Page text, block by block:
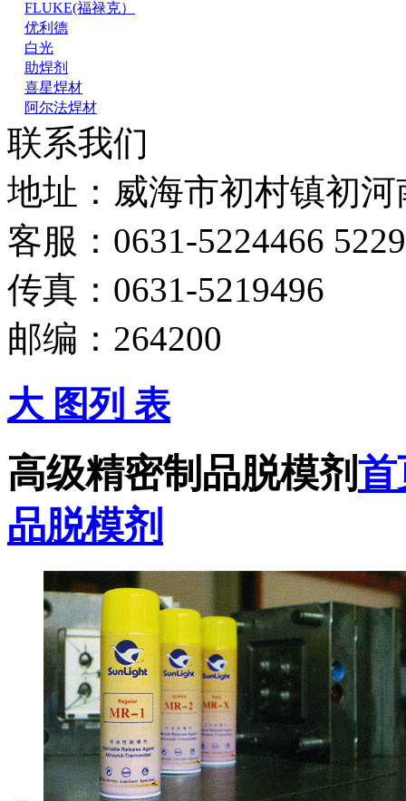
FLUKE(福禄克）
优利德
白光
助焊剂
喜星焊材
阿尔法焊材
联系我们
地址：威海市初村镇初河
客服：0631-5224466
传真：0631-5219496
邮编：264200
大 图列 表
高级精密制品脱模剂首
品脱模剂